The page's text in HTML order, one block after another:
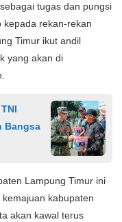
tugas dan pungsi
kepada rekan-rekan
Timur ikut andil
yang akan di
Bangsa
Lampung Timur ini
kabupaten
akan kawal terus